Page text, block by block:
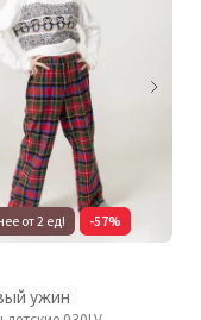
от 2 ед! -57%
ужин